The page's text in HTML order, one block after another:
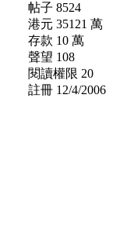
帖子 8524
港元 35121 萬
存款 10 萬
聲望 108
閱讀權限 20
註冊 12/4/2006